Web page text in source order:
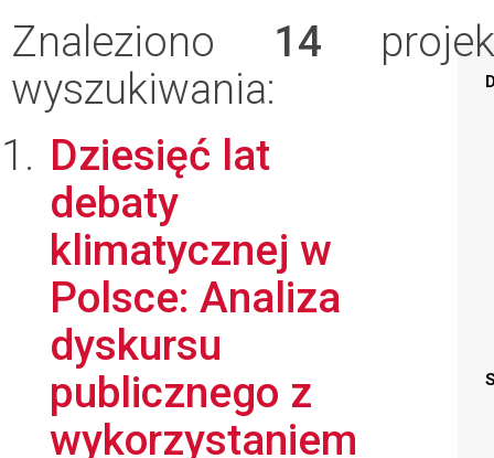
Znaleziono 14
wyszukiwania:
Dziesięć lat
debaty
klimatycznej w
Polsce: Analiza
dyskursu
publicznego z
wykorzystaniem